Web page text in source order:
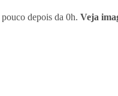
depois da 0h. Veja